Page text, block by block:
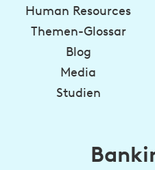
Human Resources
Themen-Glossar
Blog
Media
Studien